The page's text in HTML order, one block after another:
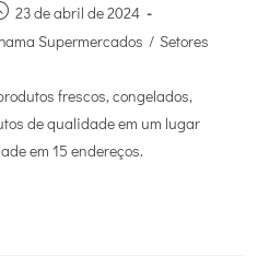
23 de abril de 2024
Supermercados / Setores
frescos, congelados,
de qualidade em um lugar
em 15 endereços.